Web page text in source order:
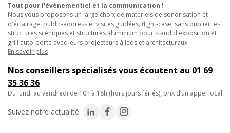
une soirée d'entreprise où les murs s'animent de motifs
géométriques changeants, créant une ambiance futuriste avec
ses jeux de lumière professionnels. Une fête d'anniversaire où
les faisceaux du laser multicolore dansent au rythme de la
musique. Dans un bar lounge, cet éclairage événementiel peut
créer une atmosphère feutrée avec des motifs évoluant
lentement pour accompagner les conversations.
service de la créativité notamment pour de l'éclairage
Tout pour l'évènementiel et la communication !
Nous vous proposons un large choix de matériels de sonorisation et
d'éclairage, public-address et visites guidées, flight-case, sans oublier les
structures scéniques et structures aluminium pour stand d'exposition et
grill auto-porté avec leurs projecteurs à leds et architecturaux.
En savoir plus
Nos conseillers spécialisés vous écoutent au 01 69
35 36 36
du lundi au vendredi de 10h à 18h (hors jours fériés), prix d’un appel local
Suivez notre actualité :